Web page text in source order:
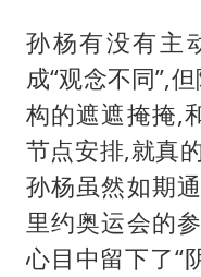
孙杨有没有主
成“观念不同”,
构的遮遮掩掩,
节点安排,就真的
孙杨虽然如期
里约奥运会的
心目中留下了“